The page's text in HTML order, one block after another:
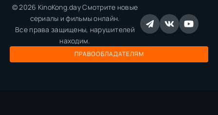
© 2026 KinoKong.day Смотрите новые
сериалы и фильмы онлайн.
Все права защищены, нарушителей
находим.
ПРАВООБЛАДАТЕЛЯМ